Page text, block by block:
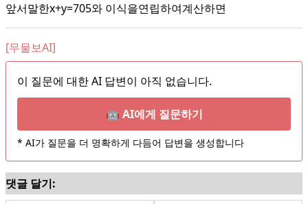
앞서말한x+y=705와 이식을연립하여계산하면
[무물보AI]
이 질문에 대한 AI 답변이 아직 없습니다.
🤖 AI에게 질문하기
* AI가 질문을 더 명확하게 다듬어 답변을 생성합니다
댓글 달기: